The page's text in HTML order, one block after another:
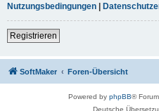
Nutzungsbedingungen |
Registrieren
SoftMaker Foren-Übersicht
Powered by phpBB®
Deutsche